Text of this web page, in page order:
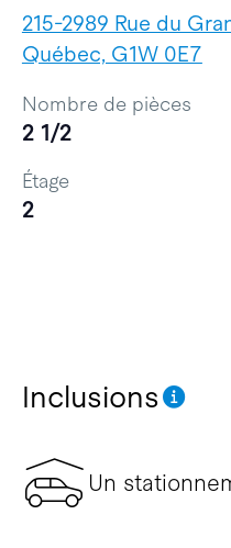
215-2989 Rue du
Québec, G1W 0E7
Inclusions
Un
Nombre de pièces
2 1/2
Étage
2